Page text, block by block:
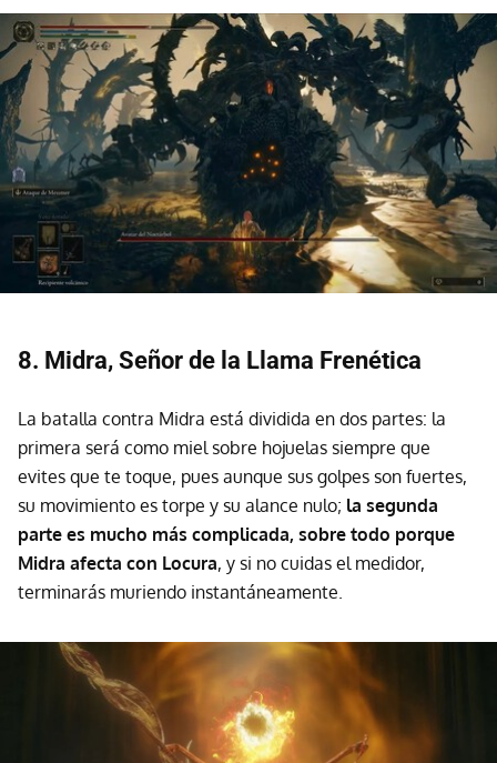
8. Midra, Señor de la Llama Frenética
La batalla contra Midra está dividida en dos partes: la
primera será como miel sobre hojuelas siempre que
evites que te toque, pues aunque sus golpes son fuertes,
su movimiento es torpe y su alance nulo; la segunda
parte es mucho más complicada, sobre todo porque
Midra afecta con Locura, y si no cuidas el medidor,
terminarás muriendo instantáneamente.